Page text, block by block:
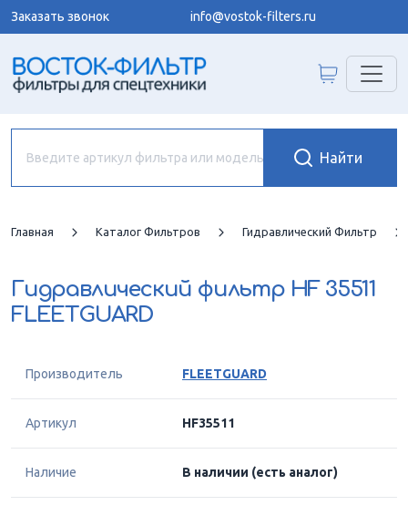
Заказать звонок info@vostok-filters.ru
Главная Каталог Фильтров Гидравлический Фильтр
Гидравлический фильтр HF 35511
FLEETGUARD
Производитель FLEETGUARD
Артикул HF35511
Наличие В наличии (есть аналог)